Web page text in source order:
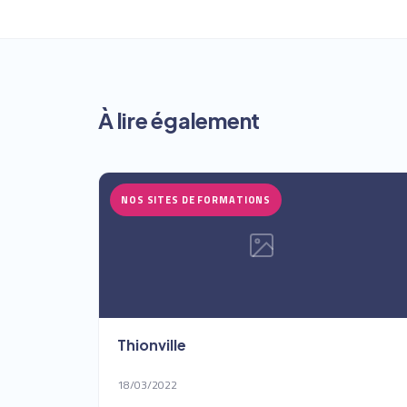
À lire également
NOS SITES DE FORMATIONS
Thionville
18/03/2022